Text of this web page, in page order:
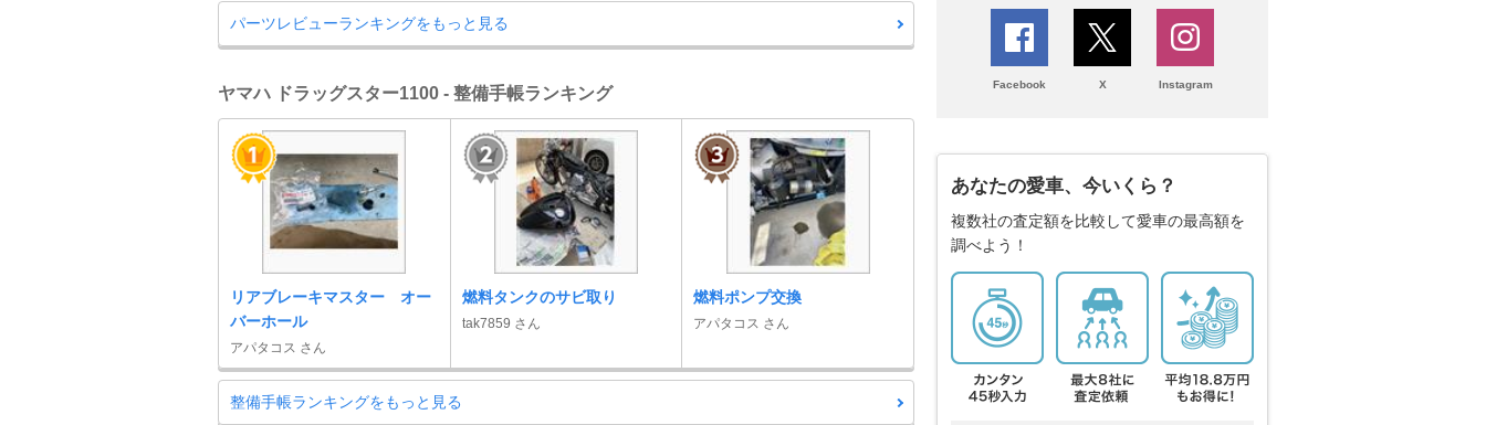
パーツレビューランキングをもっと見る
ヤマハ ドラッグスター1100 - 整備手帳ランキング
リアブレーキマスター オー
バーホール
アパタコス さん
燃料タンクのサビ取り
tak7859 さん
燃料ポンプ交換
アパタコス さん
整備手帳ランキングをもっと見る
Facebook X Instagram
あなたの愛車、今いくら？
複数社の査定額を比較して愛車の最高額を
調べよう！